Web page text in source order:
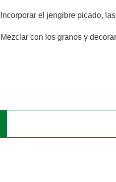
Incorporar el jengibre picado,
Mezclar con los granos y